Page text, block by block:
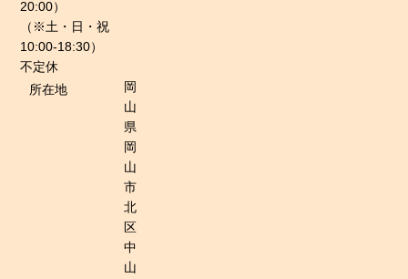
20:00）
（※土・日・祝
10:00-18:30）
不定休
所在地
岡
山
県
岡
山
市
北
区
中
山